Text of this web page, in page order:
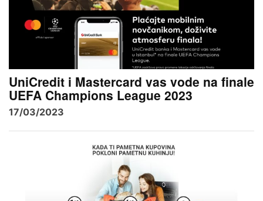
UniCredit i Mastercard vas vode na finale
UEFA Champions League 2023
17/03/2023